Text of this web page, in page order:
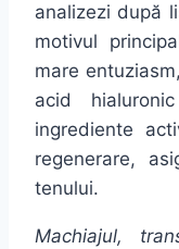
analizezi după
motivul
mare
acid
ingrediente
regenerare,
tenului.
Machiajul,